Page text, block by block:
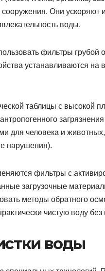
Они ускоряют
воды.
фильтры грубой
устанавливаются на
таблицы с высокой
для человека и
нарушения).
фильтры с
загрузочные
методы обратного
чистую воду
воды